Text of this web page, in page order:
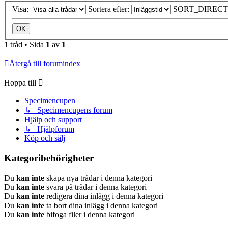
Visa: Sortera efter:
1 tråd • Sida 1 av 1
Återgå till forumindex
Hoppa till
Specimencupen
↳ Specimencupens forum
Hjälp och support
↳ Hjälpforum
Köp och sälj
Kategoribehörigheter
Du kan inte skapa nya trådar i denna kategori
Du kan inte svara på trådar i denna kategori
Du kan inte redigera dina inlägg i denna kategori
Du kan inte ta bort dina inlägg i denna kategori
Du kan inte bifoga filer i denna kategori